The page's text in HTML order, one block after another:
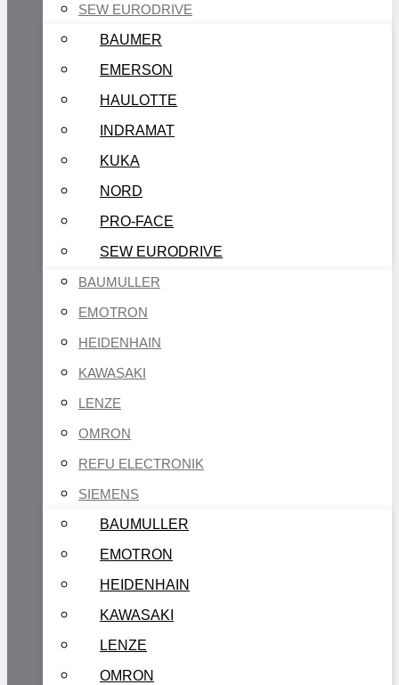
SEW EURODRIVE
BAUMER
EMERSON
HAULOTTE
INDRAMAT
KUKA
NORD
PRO-FACE
SEW EURODRIVE
BAUMULLER
EMOTRON
HEIDENHAIN
KAWASAKI
LENZE
OMRON
REFU ELECTRONIK
SIEMENS
BAUMULLER
EMOTRON
HEIDENHAIN
KAWASAKI
LENZE
OMRON